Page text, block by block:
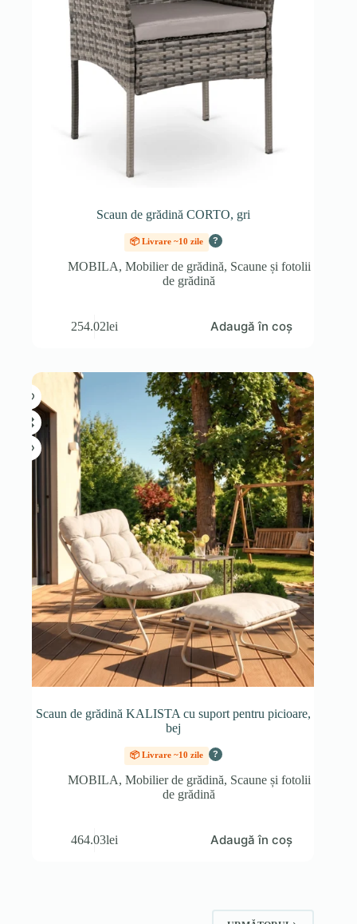
Scaun de grădină CORTO, gri
📦 Livrare ~10 zile ?
MOBILA, Mobilier de grădină, Scaune și fotolii
de grădină
254.02lei Adaugă în coș
Scaun de grădină KALISTA cu suport pentru picioare,
bej
📦 Livrare ~10 zile ?
MOBILA, Mobilier de grădină, Scaune și fotolii
de grădină
464.03lei Adaugă în coș